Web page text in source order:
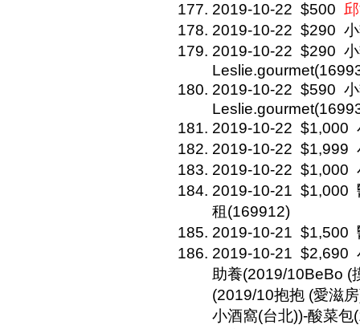
2019-10-22 $500
2019-10-22 $290
2019-10-22 $290
2019-10-22 $590
2019-10-22 $1,000
2019-10-22 $1,999
2019-10-22 $1,000
2019-10-21 $1,000
租(169912)
2019-10-21 $1,500
2019-10-21 $2,690
助養(2019/10BeBo (
(2019/10抱抱 (愛滋
小酒窩(台北))-酸菜